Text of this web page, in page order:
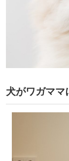
犬がワガママ